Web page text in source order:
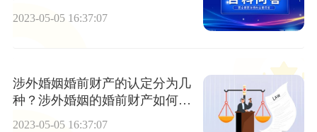
2023-05-05 16:37:07
涉外婚姻婚前财产的认定分为几
种？涉外婚姻的婚前财产如何认
定？
2023-05-05 16:37:07